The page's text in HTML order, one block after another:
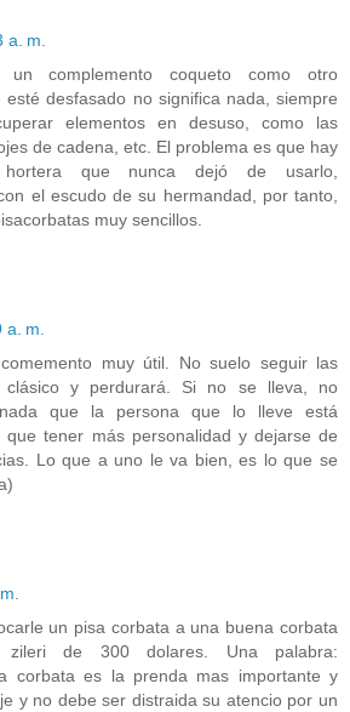
a. m.
complemento coqueto como otro
esté desfasado no significa nada, siempre
elementos en desuso, como las
de cadena, etc. El problema es que hay
que nunca dejó de usarlo,
el escudo de su hermandad, por tanto,
muy sencillos.
a. m.
muy útil. No suelo seguir las
clásico y perdurará. Si no se lleva, no
que la persona que lo lleve está
que tener más personalidad y dejarse de
Lo que a uno le va bien, es lo que se
un pisa corbata a una buena corbata
de 300 dolares. Una palabra:
corbata es la prenda mas importante y
y no debe ser distraida su atencio por un